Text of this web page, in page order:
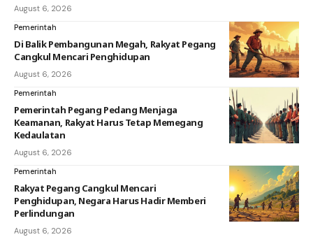
August 6, 2026
Pemerintah
Di Balik Pembangunan Megah, Rakyat Pegang
Cangkul Mencari Penghidupan
August 6, 2026
Pemerintah
Pemerintah Pegang Pedang Menjaga
Keamanan, Rakyat Harus Tetap Memegang
Kedaulatan
August 6, 2026
Pemerintah
Rakyat Pegang Cangkul Mencari
Penghidupan, Negara Harus Hadir Memberi
Perlindungan
August 6, 2026